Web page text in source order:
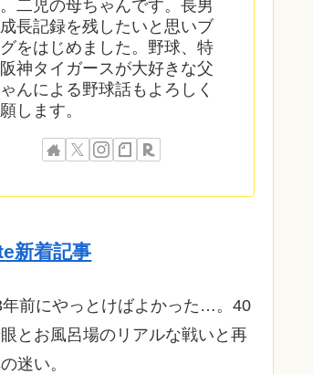
二児の母ちゃんです。長男
長記録を残したいと思いブ
をはじめました。野球、特
神タイガースが大好きな父
んによる野球話もよろしく
します。
新着記事
年前にやっとけばよかった…。40
とお風呂場のリアルな戦いと再
迷い。